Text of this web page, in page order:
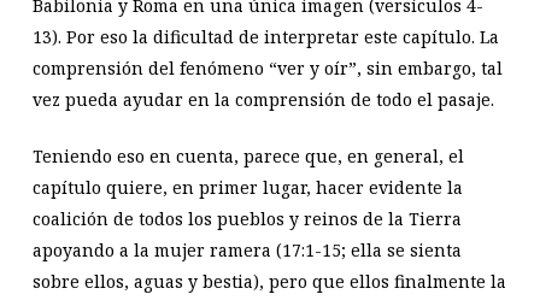
Babilonia y Roma en una única imagen (versículos 4-
13). Por eso la dificultad de interpretar este capítulo. La
comprensión del fenómeno “ver y oír”, sin embargo, tal
vez pueda ayudar en la comprensión de todo el pasaje.
Teniendo eso en cuenta, parece que, en general, el
capítulo quiere, en primer lugar, hacer evidente la
coalición de todos los pueblos y reinos de la Tierra
apoyando a la mujer ramera (17:1-15; ella se sienta
sobre ellos, aguas y bestia), pero que ellos finalmente la